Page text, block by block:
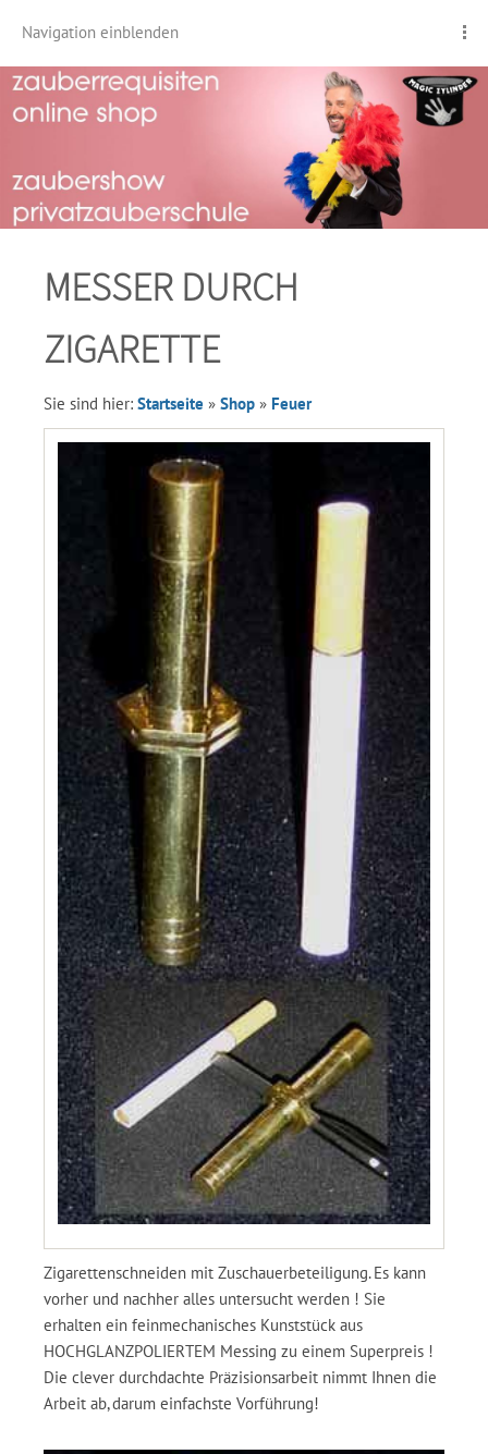
Navigation einblenden
MESSER DURCH
ZIGARETTE
Sie sind hier: Startseite » Shop » Feuer
Zigarettenschneiden mit Zuschauerbeteiligung. Es kann
vorher und nachher alles untersucht werden ! Sie
erhalten ein feinmechanisches Kunststück aus
HOCHGLANZPOLIERTEM Messing zu einem Superpreis !
Die clever durchdachte Präzisionsarbeit nimmt Ihnen die
Arbeit ab, darum einfachste Vorführung!